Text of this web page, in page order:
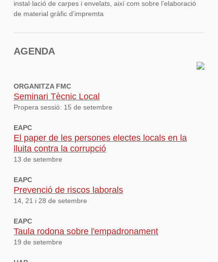
instal·lació de carpes i envelats, així com sobre l’elaboració
de material gràfic d’impremta
AGENDA
ORGANITZA FMC
Seminari Tècnic Local
Propera sessió: 15 de setembre
EAPC
El paper de les persones electes locals en la
lluita contra la corrupció
13 de setembre
EAPC
Prevenció de riscos laborals
14, 21 i 28 de setembre
EAPC
Taula rodona sobre l'empadronament
19 de setembre